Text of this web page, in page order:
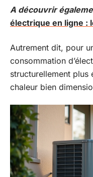
A découvrir
électrique en ligne :
Autrement dit, pour
consommation
structurellement plus
chaleur bien